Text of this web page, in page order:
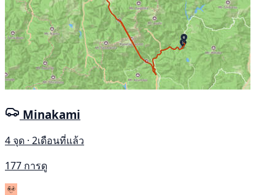
Minakami
4 จุด · 2เดือนที่แล้ว
177 การดู